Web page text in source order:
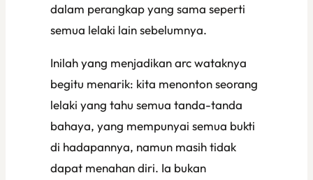
dalam perangkap yang sama seperti
semua lelaki lain sebelumnya.
Inilah yang menjadikan arc wataknya
begitu menarik: kita menonton seorang
lelaki yang tahu semua tanda-tanda
bahaya, yang mempunyai semua bukti
di hadapannya, namun masih tidak
dapat menahan diri. Ia bukan